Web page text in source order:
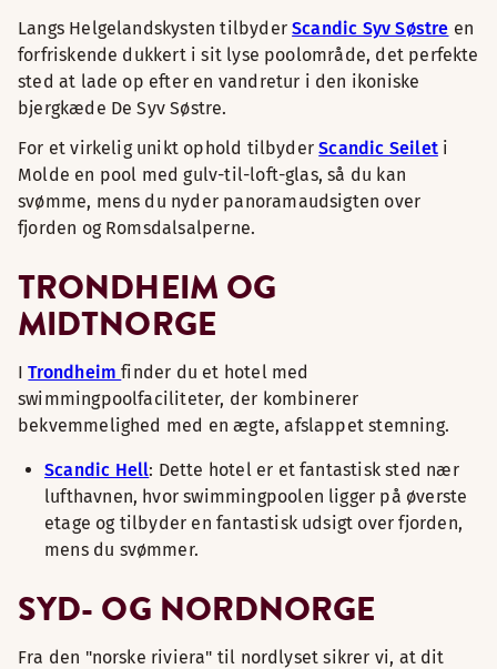
Langs Helgelandskysten tilbyderScandic Syv Søstre en
forfriskende dukkert i sit lyse poolområde, det perfekte
sted at lade op efter en vandretur i den ikoniske
bjergkæde De Syv Søstre.
For et virkelig unikt ophold tilbyderScandic Seileti
Molde en pool med gulv-til-loft-glas, så du kan
svømme, mens du nyder panoramaudsigten over
fjorden og Romsdalsalperne.
TRONDHEIM OG
MIDTNORGE
ITrondheimfinder du et hotel med
swimmingpoolfaciliteter, der kombinerer
bekvemmelighed med en ægte, afslappet stemning.
Scandic Hell: Dette hotel er et fantastisk sted nær
lufthavnen, hvor swimmingpoolen ligger på øverste
etage og tilbyder en fantastisk udsigt over fjorden,
mens du svømmer.
SYD- OG NORDNORGE
Fra den "norske riviera" til nordlyset sikrer vi, at dit